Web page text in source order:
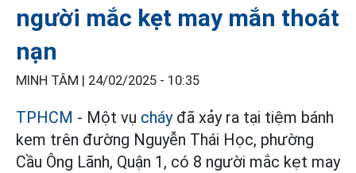
người mắc kẹt may mắn thoát
nạn
MINH TÂM | 24/02/2025 - 10:35
TPHCM - Một vụ cháyđã xảy ra tại tiệm bánh
kem trên đường Nguyễn Thái Học, phường
Cầu Ông Lãnh, Quận 1, có 8 người mắc kẹt may